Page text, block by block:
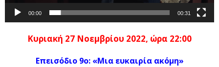
00:00 00:31
Κυριακή 27 Νοεμβρίου 2022, ώρα 22:00
Επεισόδιο 9ο: «Μια ευκαιρία ακόμη»